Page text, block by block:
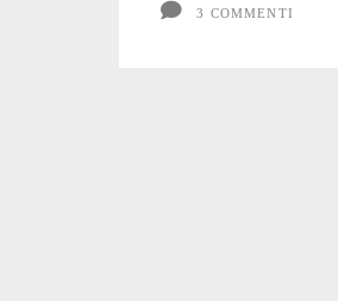
3 COMMENTI